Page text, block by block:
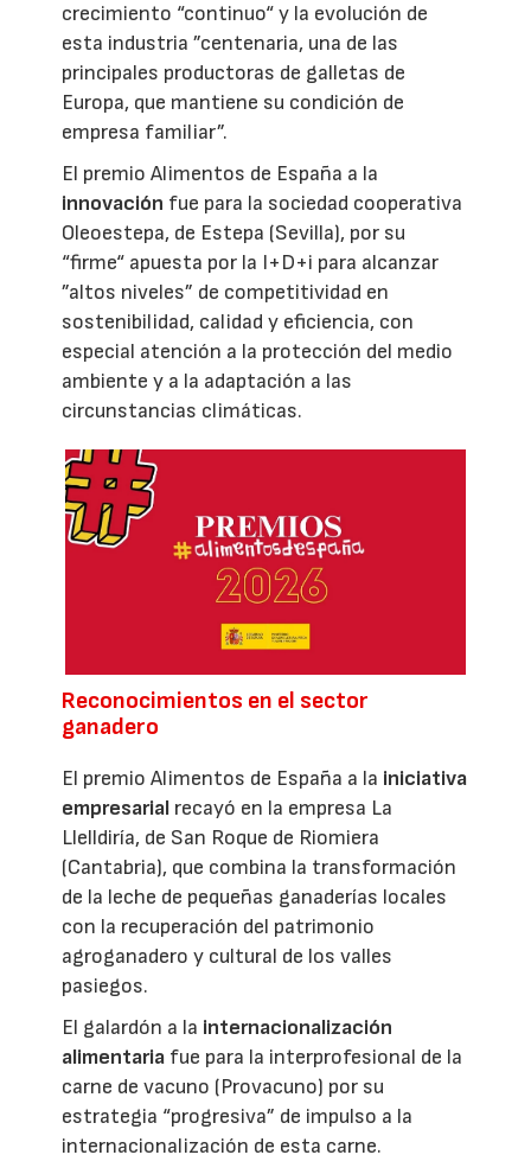
crecimiento “continuo“ y la evolución de
esta industria ”centenaria, una de las
principales productoras de galletas de
Europa, que mantiene su condición de
empresa familiar”.
El premio Alimentos de España a la
innovación fue para la sociedad cooperativa
Oleoestepa, de Estepa (Sevilla), por su
“firme“ apuesta por la I+D+i para alcanzar
”altos niveles” de competitividad en
sostenibilidad, calidad y eficiencia, con
especial atención a la protección del medio
ambiente y a la adaptación a las
circunstancias climáticas.
Reconocimientos en el sector
ganadero
El premio Alimentos de España a la iniciativa
empresarial recayó en la empresa La
Llelldiría, de San Roque de Riomiera
(Cantabria), que combina la transformación
de la leche de pequeñas ganaderías locales
con la recuperación del patrimonio
agroganadero y cultural de los valles
pasiegos.
El galardón a la internacionalización
alimentaria fue para la interprofesional de la
carne de vacuno (Provacuno) por su
estrategia “progresiva” de impulso a la
internacionalización de esta carne.